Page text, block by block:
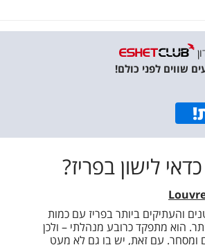
שווים לפני כולם!
!
לישון בפריז?
והעתיקים ביותר בפריז עם כמות
הוא מתפקד כרובע מנהלתי – ולכן
ומסחר. עם זאת, יש בו גם לא מעט